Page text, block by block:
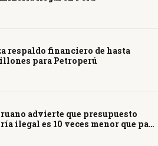
respaldo financiero de hasta
para Petroperú
advierte que presupuesto
ilegal es 10 veces menor que para